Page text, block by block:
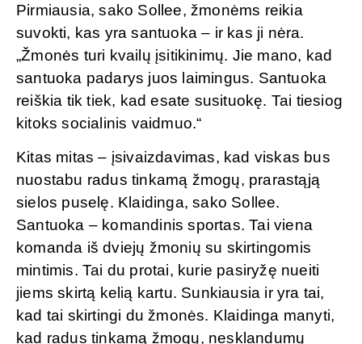
Pirmiausia, sako Sollee, žmonėms reikia
suvokti, kas yra santuoka – ir kas ji nėra.
„Žmonės turi kvailų įsitikinimų. Jie mano, kad
santuoka padarys juos laimingus. Santuoka
reiškia tik tiek, kad esate susituokę. Tai tiesiog
kitoks socialinis vaidmuo.“
Kitas mitas – įsivaizdavimas, kad viskas bus
nuostabu radus tinkamą žmogų, prarastąją
sielos puselę. Klaidinga, sako Sollee.
Santuoka – komandinis sportas. Tai viena
komanda iš dviejų žmonių su skirtingomis
mintimis. Tai du protai, kurie pasiryžę nueiti
jiems skirtą kelią kartu. Sunkiausia ir yra tai,
kad tai skirtingi du žmonės. Klaidinga manyti,
kad radus tinkamą žmogų, nesklandumų